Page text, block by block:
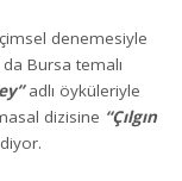
denemesiyle
da Bursa temalı
adlı öyküleriyle
dizisine “Çılgın